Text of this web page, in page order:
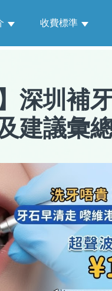
收費標準
】 深圳補
建議彙